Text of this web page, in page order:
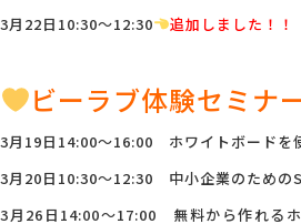
3月22日10:30～12:30
追加しました！！
ビーラブ体験セミナ
3月19日14:00～16:00 ホワイトボードを
3月20日10:30～12:30 中小企業のための
3月26日14:00～17:00 無料から作れる